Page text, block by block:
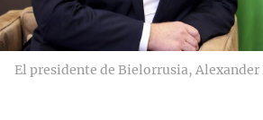
El presidente de Bielorrusia, Alexander